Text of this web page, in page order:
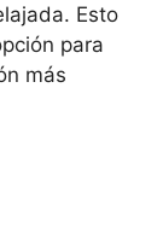
Esto
para
más